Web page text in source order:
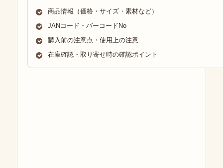
商品情報（価格・サイズ・素材など）
JANコード・バーコードNo
購入前の注意点・使用上の注意
在庫確認・取り寄せ時の確認ポイント